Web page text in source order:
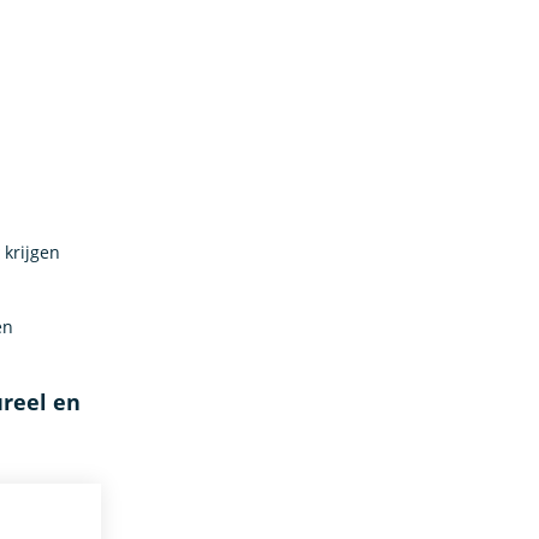
krijgen
en